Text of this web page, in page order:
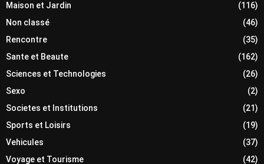
Maison et Jardin
(116)
Non classé
(46)
Rencontre
(35)
Sante et Beaute
(162)
Sciences et Technologies
(26)
Sexo
(2)
Societes et Institutions
(21)
Sports et Loisirs
(19)
Vehicules
(37)
Voyage et Tourisme
(42)